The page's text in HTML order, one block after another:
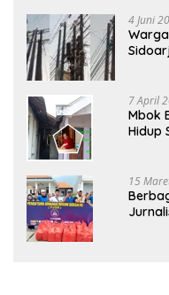
4 Juni
7 April
Mbok
Hidup
15